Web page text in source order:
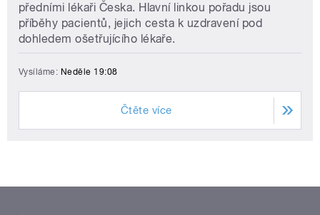
předními lékaři Česka. Hlavní linkou pořadu jsou
příběhy pacientů, jejich cesta k uzdravení pod
dohledem ošetřujícího lékaře.
Vysíláme: Neděle 19:08
Čtěte více